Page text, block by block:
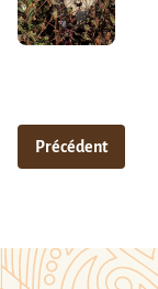
Précédent